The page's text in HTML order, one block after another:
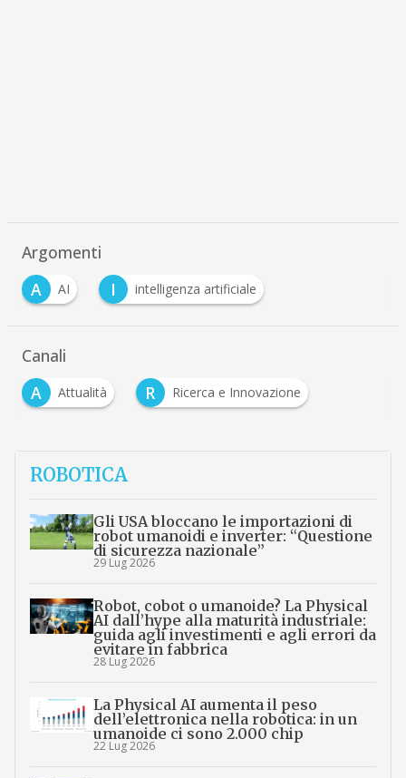
Argomenti
A
AI I intelligenza artificiale
Canali
A
Attualità R Ricerca e Innovazione
ROBOTICA
Gli USA bloccano le importazioni di
robot umanoidi e inverter: “Questione
di sicurezza nazionale”
29 Lug 2026
Robot, cobot o umanoide? La Physical
AI dall’hype alla maturità industriale:
guida agli investimenti e agli errori da
evitare in fabbrica
28 Lug 2026
La Physical AI aumenta il peso
dell’elettronica nella robotica: in un
umanoide ci sono 2.000 chip
22 Lug 2026